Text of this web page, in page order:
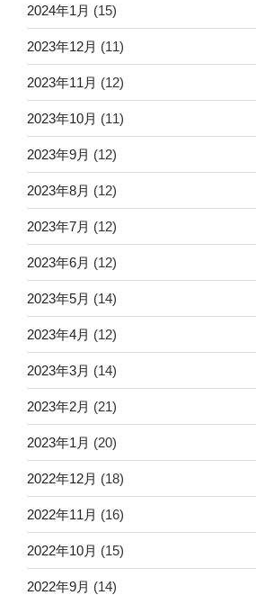
2024年1月 (15)
2023年12月 (11)
2023年11月 (12)
2023年10月 (11)
2023年9月 (12)
2023年8月 (12)
2023年7月 (12)
2023年6月 (12)
2023年5月 (14)
2023年4月 (12)
2023年3月 (14)
2023年2月 (21)
2023年1月 (20)
2022年12月 (18)
2022年11月 (16)
2022年10月 (15)
2022年9月 (14)